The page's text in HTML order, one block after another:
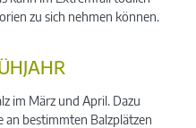
zu sich nehmen können.
im März und April. Dazu
an bestimmten Balzplätzen